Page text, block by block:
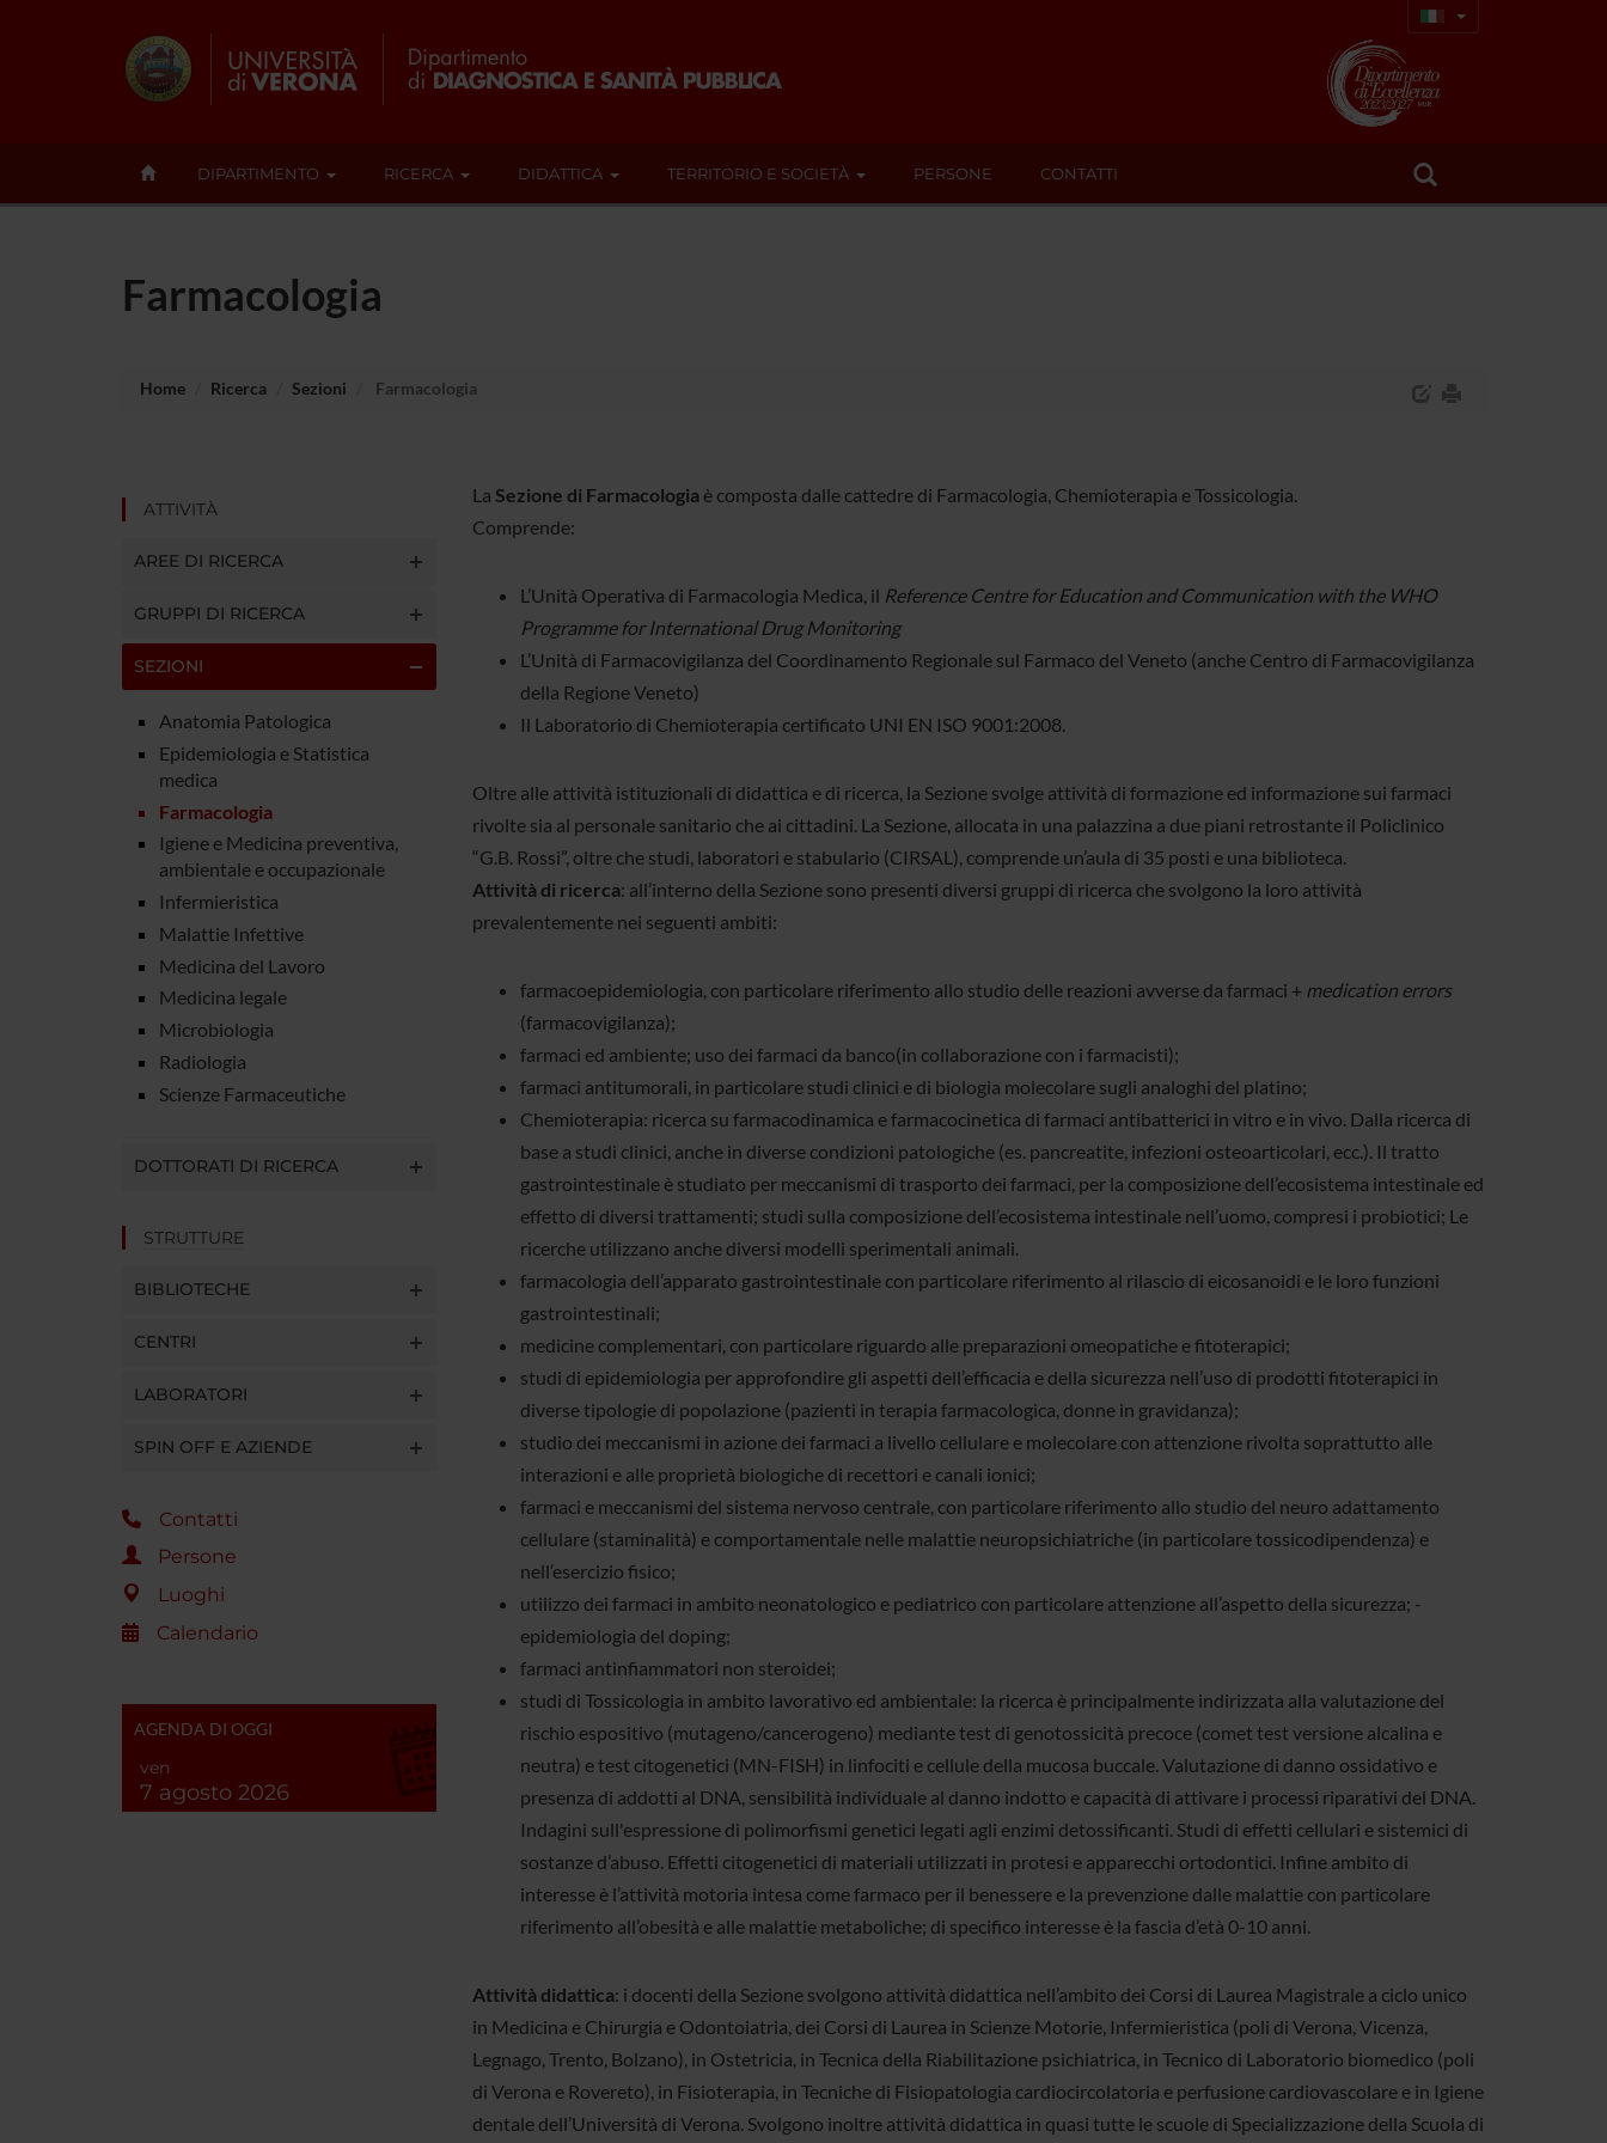
DIPARTIMENTO RICERCA DIDATTICA TERRITORIO E SOCIETÀ PERSONE CONTATTI
Farmacologia
Home Ricerca Sezioni Farmacologia
ATTIVITÀ
AREE DI RICERCA
GRUPPI DI RICERCA
SEZIONI
Anatomia Patologica
Epidemiologia e Statistica
medica
Farmacologia
Igiene e Medicina preventiva,
ambientale e occupazionale
Infermieristica
Malattie Infettive
Medicina del Lavoro
Medicina legale
Microbiologia
Radiologia
Scienze Farmaceutiche
DOTTORATI DI RICERCA
STRUTTURE
BIBLIOTECHE
CENTRI
LABORATORI
SPIN OFF E AZIENDE
Contatti
Persone
Luoghi
Calendario
AGENDA DI OGGI
ven
7 agosto 2026
La Sezione di Farmacologiaè composta dalle cattedre di Farmacologia, Chemioterapia e Tossicologia.
Comprende:
L’Unità Operativa di Farmacologia Medica, il Reference Centre for Education and Communication with the WHO
Programme for International Drug Monitoring
L’Unità di Farmacovigilanza del Coordinamento Regionale sul Farmaco del Veneto (anche Centro di Farmacovigilanza
della Regione Veneto)
Il Laboratorio di Chemioterapia certificato UNI EN ISO 9001:2008.
Oltre alle attività istituzionali di didattica e di ricerca, la Sezione svolge attività di formazione ed informazione sui farmaci
rivolte sia al personale sanitario che ai cittadini. La Sezione, allocata in una palazzina a due piani retrostante il Policlinico
“G.B. Rossi”, oltre che studi, laboratori e stabulario (CIRSAL), comprende un’aula di 35 posti e una biblioteca.
Attività di ricerca: all’interno della Sezione sono presenti diversi gruppi di ricerca che svolgono la loro attività
prevalentemente nei seguenti ambiti:
farmacoepidemiologia, con particolare riferimento allo studio delle reazioni avverse da farmaci + medication errors
(farmacovigilanza);
farmaci ed ambiente; uso dei farmaci da banco(in collaborazione con i farmacisti);
farmaci antitumorali, in particolare studi clinici e di biologia molecolare sugli analoghi del platino;
Chemioterapia: ricerca su farmacodinamica e farmacocinetica di farmaci antibatterici in vitro e in vivo. Dalla ricerca di
base a studi clinici, anche in diverse condizioni patologiche (es. pancreatite, infezioni osteoarticolari, ecc.). Il tratto
gastrointestinale è studiato per meccanismi di trasporto dei farmaci, per la composizione dell’ecosistema intestinale ed
effetto di diversi trattamenti; studi sulla composizione dell’ecosistema intestinale nell’uomo, compresi i probiotici; Le
ricerche utilizzano anche diversi modelli sperimentali animali.
farmacologia dell’apparato gastrointestinale con particolare riferimento al rilascio di eicosanoidi e le loro funzioni
gastrointestinali;
medicine complementari, con particolare riguardo alle preparazioni omeopatiche e fitoterapici;
studi di epidemiologia per approfondire gli aspetti dell’efficacia e della sicurezza nell’uso di prodotti fitoterapici in
diverse tipologie di popolazione (pazienti in terapia farmacologica, donne in gravidanza);
studio dei meccanismi in azione dei farmaci a livello cellulare e molecolare con attenzione rivolta soprattutto alle
interazioni e alle proprietà biologiche di recettori e canali ionici;
farmaci e meccanismi del sistema nervoso centrale, con particolare riferimento allo studio del neuro adattamento
cellulare (staminalità) e comportamentale nelle malattie neuropsichiatriche (in particolare tossicodipendenza) e
nell’esercizio fisico;
utilizzo dei farmaci in ambito neonatologico e pediatrico con particolare attenzione all’aspetto della sicurezza; -
epidemiologia del doping;
farmaci antinfiammatori non steroidei;
studi di Tossicologia in ambito lavorativo ed ambientale: la ricerca è principalmente indirizzata alla valutazione del
rischio espositivo (mutageno/cancerogeno) mediante test di genotossicità precoce (comet test versione alcalina e
neutra) e test citogenetici (MN-FISH) in linfociti e cellule della mucosa buccale. Valutazione di danno ossidativo e
presenza di addotti al DNA, sensibilità individuale al danno indotto e capacità di attivare i processi riparativi del DNA.
Indagini sull'espressione di polimorfismi genetici legati agli enzimi detossificanti. Studi di effetti cellulari e sistemici di
sostanze d’abuso. Effetti citogenetici di materiali utilizzati in protesi e apparecchi ortodontici. Infine ambito di
interesse è l’attività motoria intesa come farmaco per il benessere e la prevenzione dalle malattie con particolare
riferimento all’obesità e alle malattie metaboliche; di specifico interesse è la fascia d’età 0-10 anni.
Attività didattica: i docenti della Sezione svolgono attività didattica nell’ambito dei Corsi di Laurea Magistrale a ciclo unico
in Medicina e Chirurgia e Odontoiatria, dei Corsi di Laurea in Scienze Motorie, Infermieristica (poli di Verona, Vicenza,
Legnago, Trento, Bolzano), in Ostetricia, in Tecnica della Riabilitazione psichiatrica, in Tecnico di Laboratorio biomedico (poli
di Verona e Rovereto), in Fisioterapia, in Tecniche di Fisiopatologia cardiocircolatoria e perfusione cardiovascolare e in Igiene
dentale dell’Università di Verona. Svolgono inoltre attività didattica in quasi tutte le scuole di Specializzazione della Scuola di